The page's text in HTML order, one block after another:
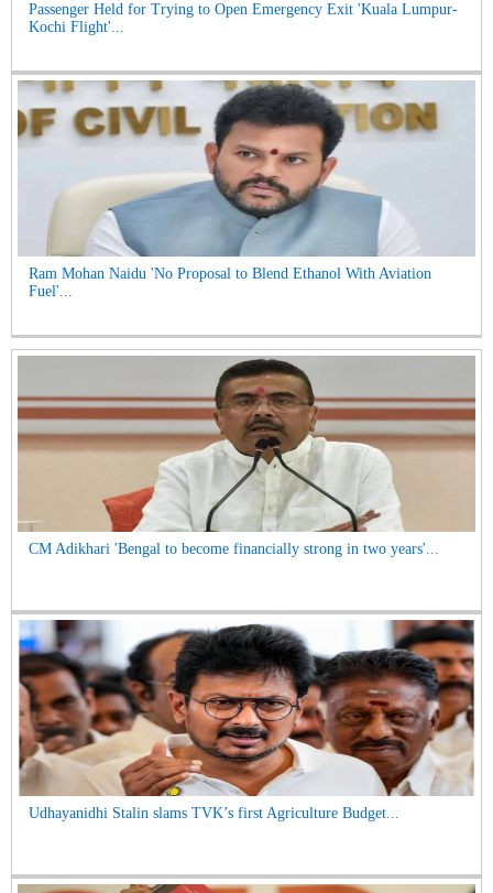
Passenger Held for Trying to Open Emergency Exit 'Kuala Lumpur-
Kochi Flight'...
Ram Mohan Naidu 'No Proposal to Blend Ethanol With Aviation
Fuel'...
CM Adikhari 'Bengal to become financially strong in two years'...
Udhayanidhi Stalin slams TVK’s first Agriculture Budget...